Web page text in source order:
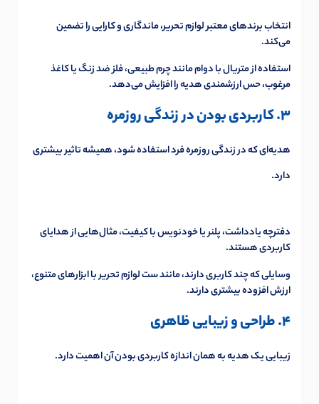
انتخاب برندهای معتبر لوازم تحریر، ماندگاری و کارایی را تضمین
می‌کند.
استفاده از متریال با دوام مانند چرم طبیعی، فلز ضد زنگ یا کاغذ
مرغوب، حس ارزشمندی هدیه را افزایش می‌دهد.
3. کاربردی بودن در زندگی روزمره
هدیه‌ای که در زندگی روزمره فرد استفاده شود، همیشه تاثیر بیشتری
دارد.
دفترچه یادداشت، پلنر یا خودنویس با کیفیت، مثال‌هایی از هدایای
کاربردی هستند.
وسایلی که چند کاربری دارند، مانند ست لوازم تحریر با ابزارهای متنوع،
ارزش افزوده بیشتری دارند.
4. طراحی و زیبایی ظاهری
زیبایی یک هدیه به همان اندازه کاربردی بودن آن اهمیت دارد.